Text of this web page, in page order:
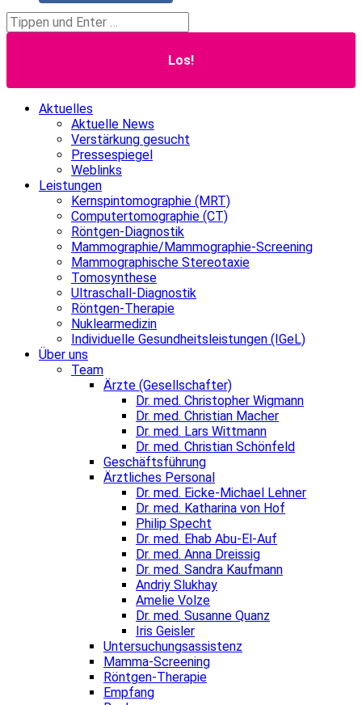
Search:
Aktuelles
Aktuelle News
Verstärkung gesucht
Pressespiegel
Weblinks
Leistungen
Kernspintomographie (MRT)
Computertomographie (CT)
Röntgen-Diagnostik
Mammographie/Mammographie-Screening
Mammographische Stereotaxie
Tomosynthese
Ultraschall-Diagnostik
Röntgen-Therapie
Nuklearmedizin
Individuelle Gesundheitsleistungen (IGeL)
Über uns
Team
Ärzte (Gesellschafter)
Dr. med. Christopher Wigmann
Dr. med. Christian Macher
Dr. med. Lars Wittmann
Dr. med. Christian Schönfeld
Geschäftsführung
Ärztliches Personal
Dr. med. Eicke-Michael Lehner
Dr. med. Katharina von Hof
Philip Specht
Dr. med. Ehab Abu-El-Auf
Dr. med. Anna Dreissig
Dr. med. Sandra Kaufmann
Andriy Slukhay
Amelie Volze
Dr. med. Susanne Quanz
Iris Geisler
Untersuchungsassistenz
Mamma-Screening
Röntgen-Therapie
Empfang